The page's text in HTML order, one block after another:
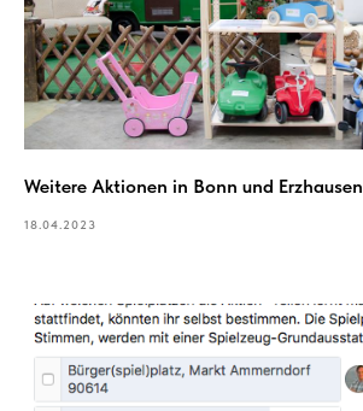
Weitere Aktionen in Bonn und Erzhausen
18.04.2023